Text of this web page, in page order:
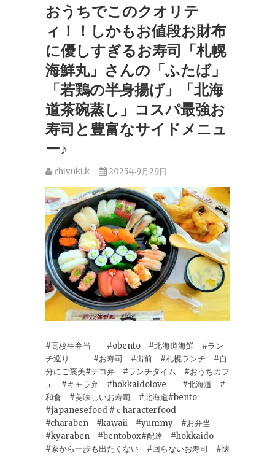
おうちでこのクオリテ
ィ！！しかもお値段お財布
に優しすぎるお寿司「札幌
海鮮丸」さんの「ふたば」
「若鶏の半身揚げ」「北海
道茶碗蒸し」コスパ最強お
寿司と豊富なサイドメニュ
ー♪
chiyuki.k 2025年9月29日
#高校生弁当 #obento #北海道海鮮 #ラン
チ巡り #お寿司 #出前 #札幌ランチ #自
分にご褒美#デコ弁 #ランチタイム #おうちカフ
ェ #キャラ弁 #hokkaidolove #北海道 #
和食 #美味しいお寿司 #北海道#bento
#japanesefood #ｃharacterfood
#charaben #kawaii #yummy #お弁当
#kyaraben #bentobox#配達 #hokkaido
#家から一歩も出たくない #回らないお寿司 #懐